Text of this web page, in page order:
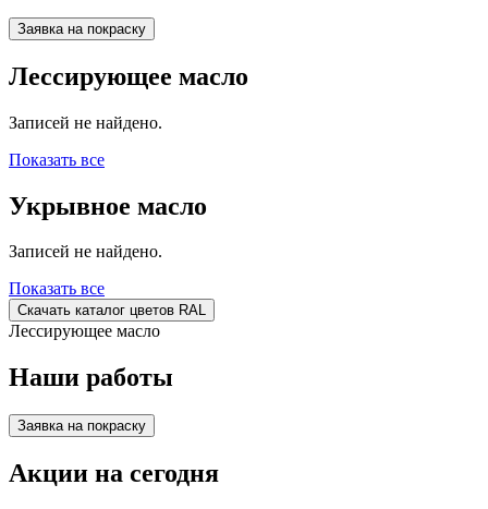
Заявка на покраску
Лессирующее масло
Записей не найдено.
Показать все
Укрывное масло
Записей не найдено.
Показать все
Скачать каталог цветов RAL
Лессирующее масло
Наши работы
Заявка на покраску
Акции на сегодня